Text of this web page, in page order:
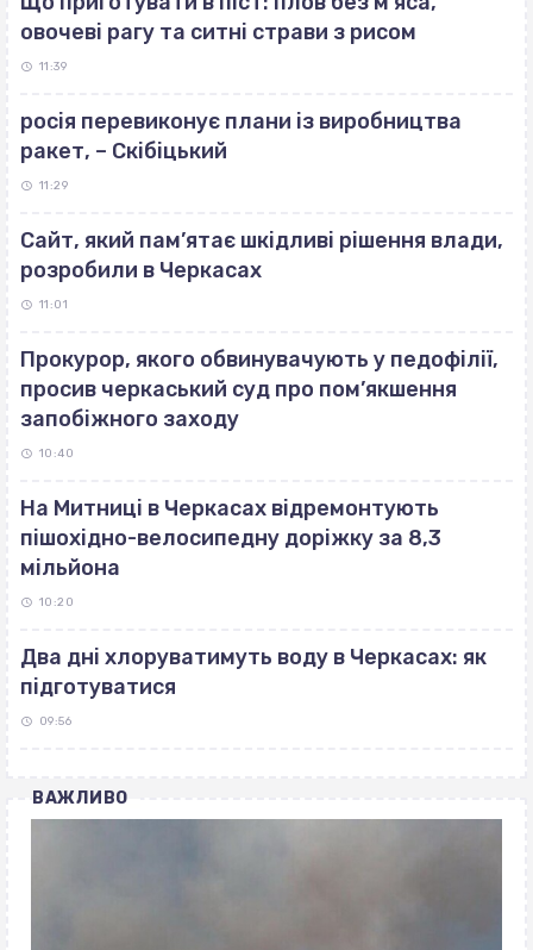
овочеві рагу та ситні страви з рисом
11:39
росія перевиконує плани із виробництва
ракет, – Скібіцький
11:29
Сайт, який пам’ятає шкідливі рішення влади,
розробили в Черкасах
11:01
Прокурор, якого обвинувачують у педофілії,
просив черкаський суд про пом’якшення
запобіжного заходу
10:40
На Митниці в Черкасах відремонтують
пішохідно-велосипедну доріжку за 8,3
мільйона
10:20
Два дні хлоруватимуть воду в Черкасах: як
підготуватися
09:56
ВАЖЛИВО